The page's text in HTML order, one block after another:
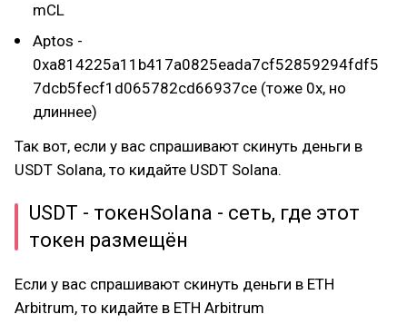
mCL
Aptos -
0xa814225a11b417a0825eada7cf52859294fdf5
7dcb5fecf1d065782cd66937ce (тоже 0x, но
длиннее)
Так вот, если у вас спрашивают скинуть деньги в
USDT Solana, то кидайте USDT Solana.
USDT - токенSolana - сеть, где этот
токен размещён
Если у вас спрашивают скинуть деньги в ETH
Arbitrum, то кидайте в ETH Arbitrum